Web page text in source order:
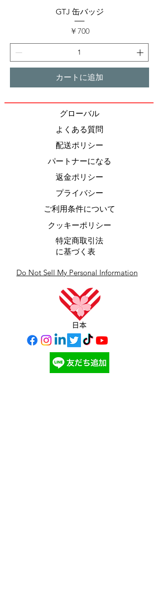
GTJ 缶バッジ
価格
￥700
カートに追加
グローバル
よくある質問
配送ポリシー
パートナーになる
返金ポリシー
プライバシー
ご利用条件について
クッキーポリシー
特定商取引法
に基づく表
Do Not Sell My Personal Information